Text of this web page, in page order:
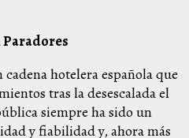
hotelera española que
tras la desescalada el
siempre ha sido un
y fiabilidad y, ahora más